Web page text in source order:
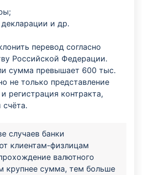
и др.
перевод согласно
Российской Федерации.
сумма превышает 600 тыс.
не только представление
регистрация контракта,
случаев банки
клиентам-физлицам
валютного
крупнее сумма, тем больше